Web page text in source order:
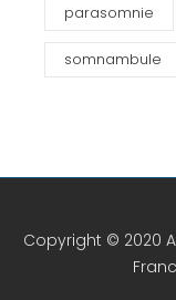
parasomnie
somnambule
Copyright © 2020